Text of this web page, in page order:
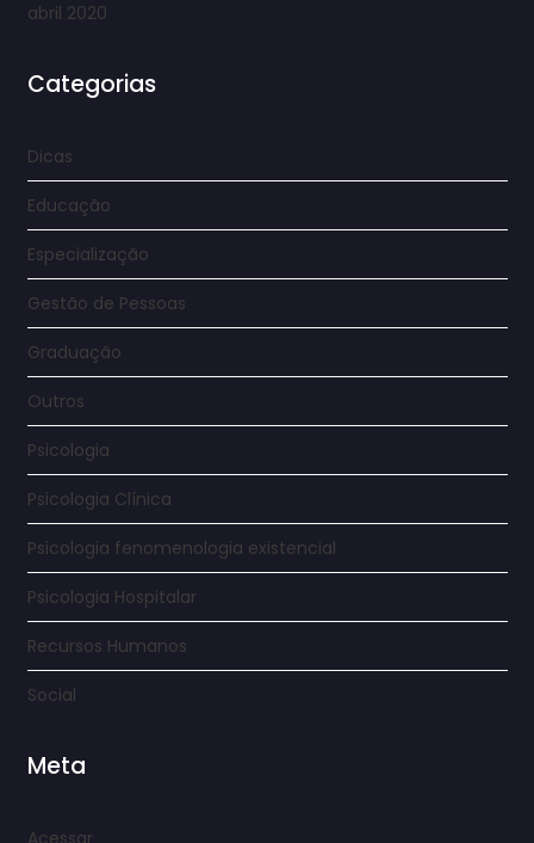
abril 2020
Categorias
Dicas
Educação
Especialização
Gestão de Pessoas
Graduação
Outros
Psicologia
Psicologia Clínica
Psicologia fenomenologia existencial
Psicologia Hospitalar
Recursos Humanos
Social
Meta
Acessar